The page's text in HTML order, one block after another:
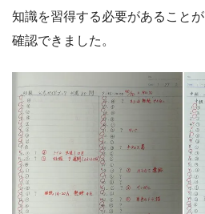
知識を習得する必要があることが
確認できました。